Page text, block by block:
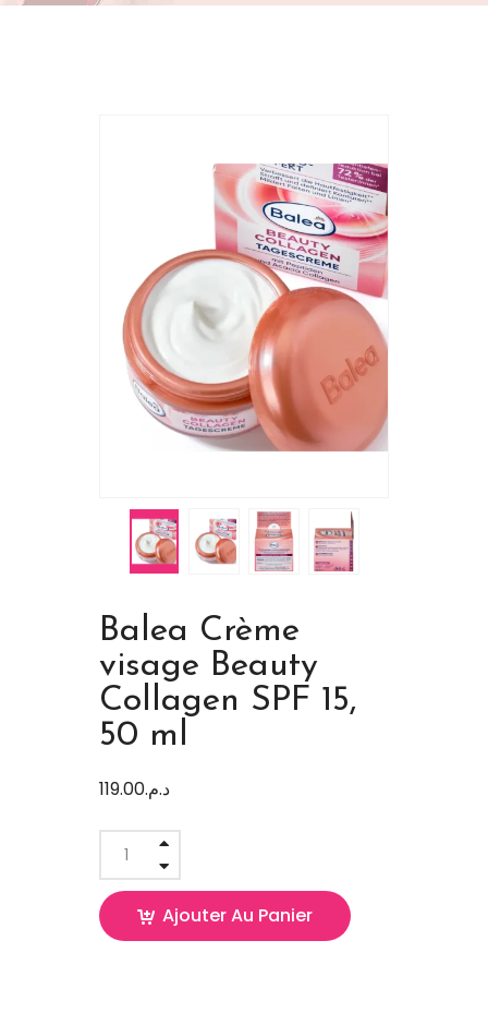
Balea Crème
visage Beauty
Collagen SPF 15,
50 ml
د.م.119.00
Ajouter Au Panier